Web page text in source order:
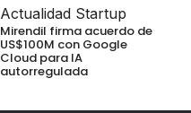
Actualidad Startup
Mirendil firma acuerdo de
US$100M con Google
Cloud para IA
autorregulada